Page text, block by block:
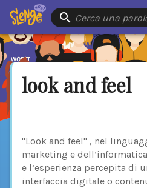
Cerca una
look and feel
"Look and feel" , nel
marketing e
e l’esperienza percepita di
interfaccia digitale o